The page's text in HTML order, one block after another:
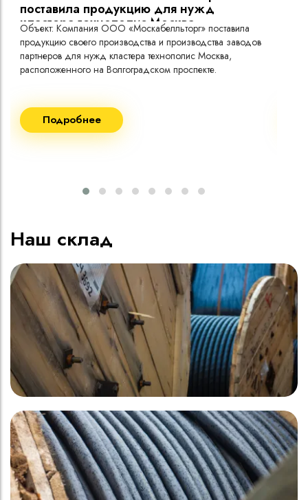
поставила продукцию для нужд
кластера технополис Москва.
Объект: Компания ООО «Москабелльторг» поставила
продукцию своего производства и производства заводов
партнеров для нужд кластера технополис Москва,
расположенного на Волгоградском проспекте.
ВВГнг(A) LS - 1кВ 1х240 20 000м
ВВГнг(A) LS - 1кВ 1х185 20 000м
Подробнее
Наш склад